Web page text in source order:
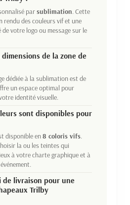
parsublimation. Cette
rendu des couleurs vif et une
votre logo ou message sur le
de la zone de
dédiée à la sublimation est de
un espace optimal pour
identité visuelle.
sont disponibles pour
disponible en8 coloris vifs.
la ou les teintes qui
à votre charte graphique et à
de livraison pour une
Trilby